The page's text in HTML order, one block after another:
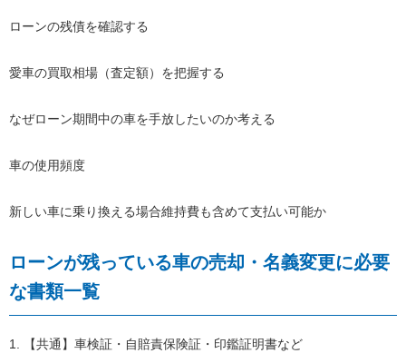
ローンの残債を確認する
愛車の買取相場（査定額）を把握する
なぜローン期間中の車を手放したいのか考える
車の使用頻度
新しい車に乗り換える場合維持費も含めて支払い可能か
ローンが残っている車の売却・名義変更に必要
な書類一覧
1. 【共通】車検証・自賠責保険証・印鑑証明書など